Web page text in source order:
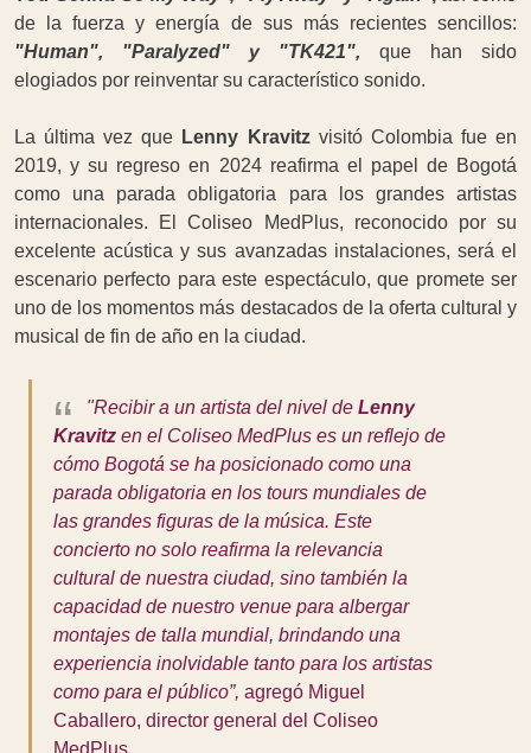
de la fuerza y energía de sus más recientes sencillos:
"Human", "Paralyzed" y "TK421", que han sido
elogiados por reinventar su característico sonido.
La última vez que Lenny Kravitzvisitó Colombia fue en
2019, y su regreso en 2024 reafirma el papel de Bogotá
como una parada obligatoria para los grandes artistas
internacionales. El Coliseo MedPlus, reconocido por su
excelente acústica y sus avanzadas instalaciones, será el
escenario perfecto para este espectáculo, que promete ser
uno de los momentos más destacados de la oferta cultural y
musical de fin de año en la ciudad.
"Recibir a un artista del nivel de Lenny
Kravitz en el Coliseo MedPlus es un reflejo de
cómo Bogotá se ha posicionado como una
parada obligatoria en los tours mundiales de
las grandes figuras de la música. Este
concierto no solo reafirma la relevancia
cultural de nuestra ciudad, sino también la
capacidad de nuestro venue para albergar
montajes de talla mundial, brindando una
experiencia inolvidable tanto para los artistas
como para el público”, agregó Miguel
Caballero, director general del Coliseo
MedPlus.